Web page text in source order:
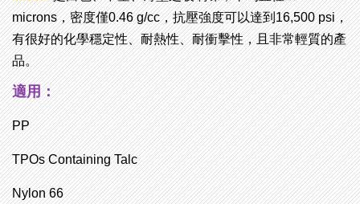
microns，密度僅0.46 g/cc，抗壓強度可以達到16,500 psi，
有很好的化學穩定性、耐熱性、耐衝擊性，且非常輕質的產
品。
適用：
PP
TPOs Containing Talc
Nylon 66